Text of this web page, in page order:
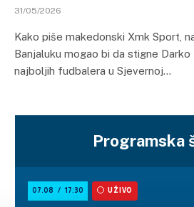
31/05/2026
Kako piše makedonski Xmk Sport,
Banjaluku mogao bi da stigne Darko
najboljih fudbalera u Sjevernoj…
Programska